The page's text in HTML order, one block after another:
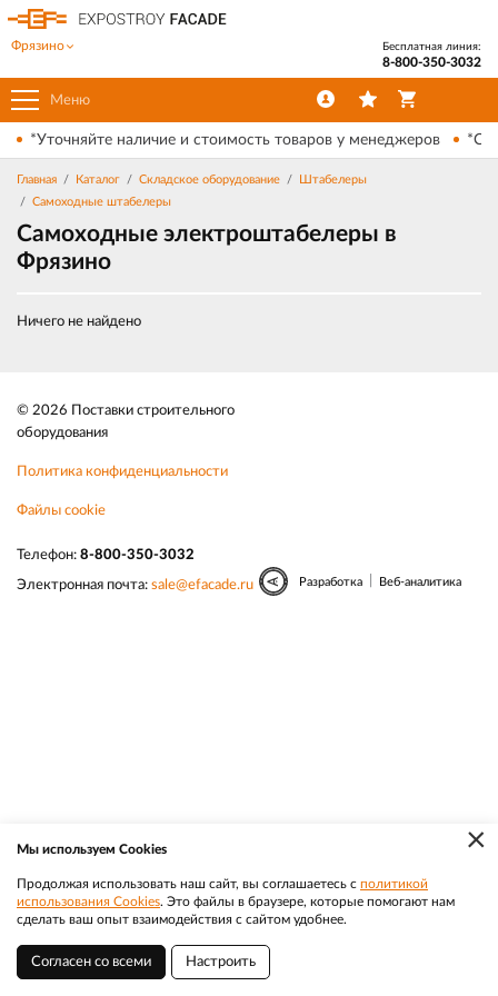
Меню
Фрязино Бесплатная линия:
8-800-350-3032
*Уточняйте наличие и стоимость товаров у менеджеров
Главная Каталог Складское оборудование
Штабелеры
Самоходные штабелеры
Самоходные электроштабелеры в
Фрязино
Ничего не найдено
© 2026 Поставки строительного
оборудования
Политика конфиденциальности
Файлы cookie
Телефон: 8-800-350-3032
Электронная почта: sale@efacade.ru Разработка Веб-аналитика
×
Мы используем Cookies
Продолжая использовать наш сайт, вы соглашаетесь с политикой
использования Cookies. Это файлы в браузере, которые помогают нам
сделать ваш опыт взаимодействия с сайтом удобнее.
Согласен со всеми Настроить